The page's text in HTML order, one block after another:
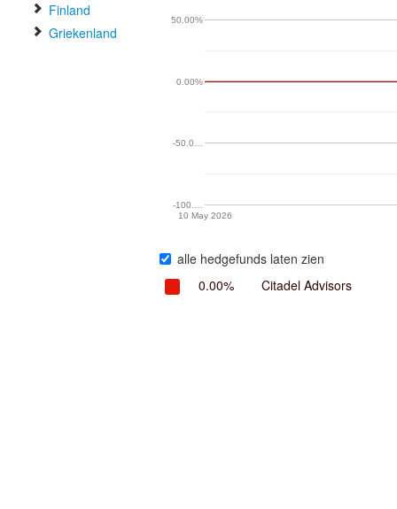
Finland
Griekenland
10 May 2026
-100.…
-50.0…
0.00%
50.00%
alle hedgefunds laten zien
0.00%
Citadel Advisors